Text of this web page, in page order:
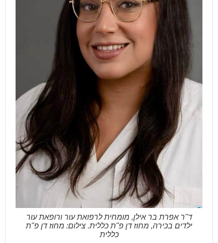
ד"ר אפרת בר אילן, מומחית לרפואת עור ורופאת עור
ילדים בכירה, מחוז דן פ"ת כללית. צילום: מחוז דן פ"ת
כללית